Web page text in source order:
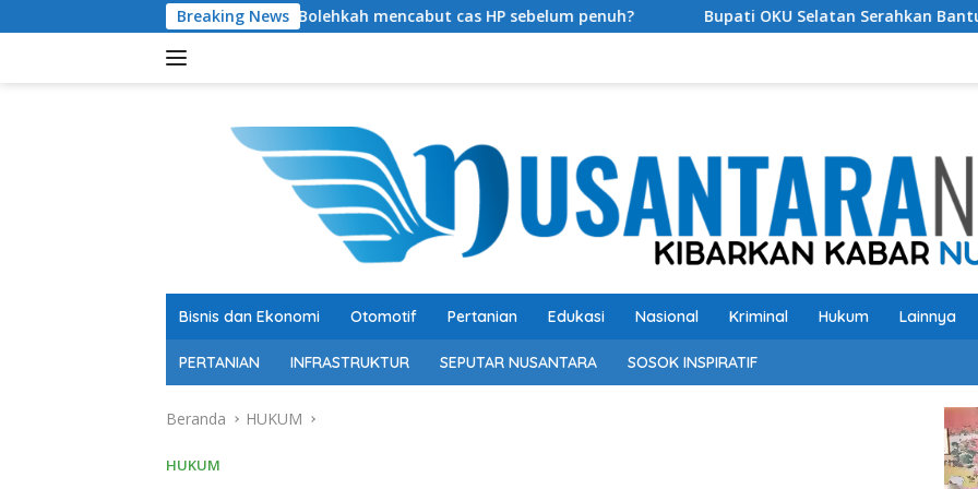
ke
Breaking News
Bolehkah mencabut cas HP sebelum penuh? Bupati OKU Selatan Serahkan Bantuan Kepada Korban
Bisnis dan Ekonomi Otomotif Pertanian Edukasi Nasional Kriminal Hukum Lainnya
PERTANIAN INFRASTRUKTUR SEPUTAR NUSANTARA SOSOK INSPIRATIF
Beranda HUKUM
HUKUM